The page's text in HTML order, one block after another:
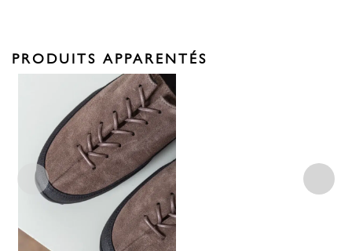
PRODUITS APPARENTÉS